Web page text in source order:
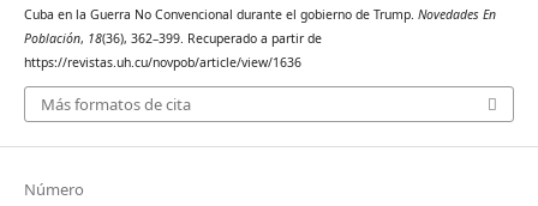
Cuba en la Guerra No Convencional durante el gobierno de Trump. Novedades En
Población, 18(36), 362–399. Recuperado a partir de
https://revistas.uh.cu/novpob/article/view/1636
Más formatos de cita
Número